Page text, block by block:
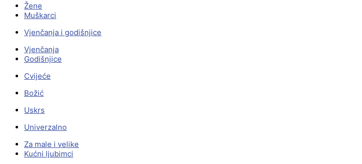
Žene
Muškarci
Vjenčanja i godišnjice
Vjenčanja
Godišnjice
Cvijeće
Božić
Uskrs
Univerzalno
Za male i velike
Kućni ljubimci